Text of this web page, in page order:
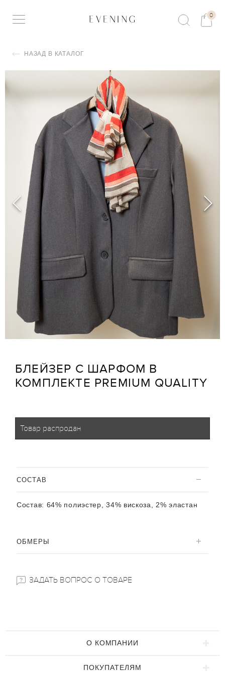
0
НАЗАД В КАТАЛОГ
БЛЕЙЗЕР С ШАРФОМ В
КОМПЛЕКТЕ PREMIUM QUALITY
Товар распродан
CОСТАВ
Состав: 64% полиэстер, 34% вискоза, 2% эластан
ОБМЕРЫ
ЗАДАТЬ ВОПРОС О ТОВАРЕ
О КОМПАНИИ
ПОКУПАТЕЛЯМ